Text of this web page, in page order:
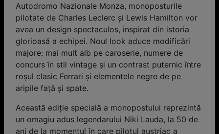
Autodromo Nazionale Monza, monoposturile
pilotate de Charles Leclerc și Lewis Hamilton vor
avea un design spectaculos, inspirat din istoria
glorioasă a echipei. Noul look aduce modificări
majore: mai mult alb pe caroserie, numere de
concurs în stil vintage și un contrast puternic între
roșul clasic Ferrari și elementele negre de pe
aripile față și spate.
Această ediție specială a monopostului reprezintă
un omagiu adus legendarului Niki Lauda, la 50 de
ani de la momentul în care pilotul austriac a